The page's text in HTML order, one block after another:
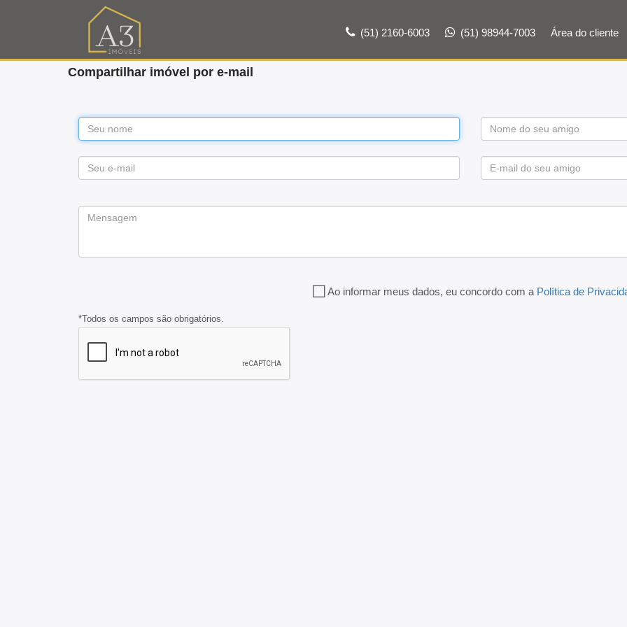
(51) 2160-6003 (51) 98944-7003 Área do cliente
Compartilhar imóvel por e-mail
Ao informar meus dados, eu concordo com a Política de
*Todos os campos são obrigatórios.